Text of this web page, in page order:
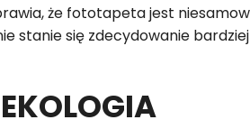
że fototapeta jest
stanie się zdecydowanie